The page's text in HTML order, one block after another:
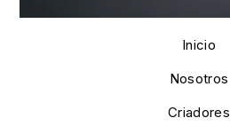
Inicio
Nosotros
Criadores